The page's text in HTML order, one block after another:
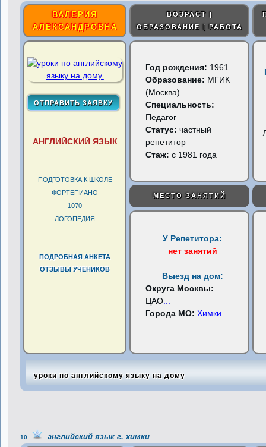
ВАЛЕРИЯ
АЛЕКСАНДРОВНА
ВОЗРАСТ |
ОБРАЗОВАНИЕ | РАБОТА
АНГЛИЙСКИЙ ЯЗЫК
ПОДГОТОВКА К ШКОЛЕ
ФОРТЕПИАНО
1070
ЛОГОПЕДИЯ
ПОДРОБНАЯ АНКЕТА
ОТЗЫВЫ УЧЕНИКОВ
Год рождения: 1961
Образование: МГИК
(Москва)
Специальность:
Педагог
Статус:частный
репетитор
Стаж: с 1981 года
МЕСТО ЗАНЯТИЙ
У Репетитора:
нет занятий
Выезд на дом:
Округа Москвы:
ЦАО
Города МО:Химки
уроки по английскому языку на дому
10 английский язык г. химки